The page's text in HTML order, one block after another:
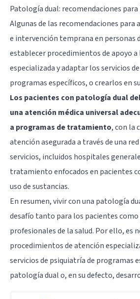
Patología dual: recomendaciones
Algunas de las recomendaciones para
e intervención temprana en personas
establecer procedimientos de apoyo
especializada y adaptar los servicios
programas específicos, o crearlos en
Los pacientes con patología dual
una atención médica universal
a programas de tratamiento, con la
atención asegurada a través de una
servicios, incluidos hospitales
tratamiento enfocados en pacientes
uso de sustancias.
En resumen, vivir con una patología
desafío tanto para los pacientes como
profesionales de la salud. Por ello, es
procedimientos de atención
servicios de psiquiatría de programas
patología dual o, en su defecto,